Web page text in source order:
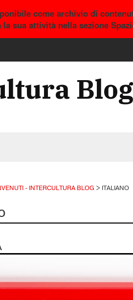
come archivio di
sua attività nella sezione
Blog
- INTERCULTURA BLOG > ITALIANO